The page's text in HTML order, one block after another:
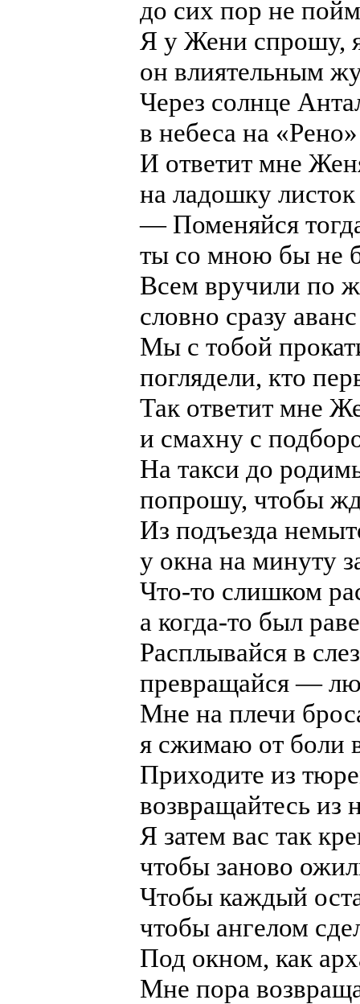
до сих пор не
Я у Жени спрошу,
он влиятельным
Через солнце
в небеса на
И ответит мне
на ладошку
— Поменяйся
ты со мною бы не
Всем вручили по
словно сразу
Мы с тобой
поглядели, кто
Так ответит мне
и смахну с
На такси до
попрошу, чтобы
Из подъезда
у окна на минуту
Что-то слишком
а когда-то был
Расплывайся в
превращайся —
Мне на плечи
я сжимаю от боли
Приходите из
возвращайтесь из
Я затем вас так
чтобы заново
Чтобы каждый
чтобы ангелом
Под окном, как
Мне пора